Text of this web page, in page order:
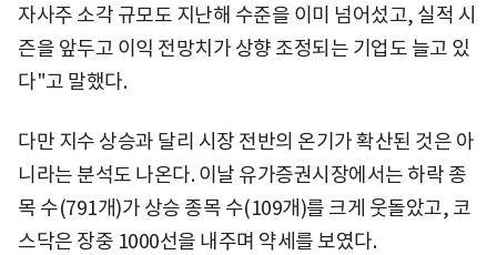
자사주 소각 규모도 지난해 수준을 이미 넘어섰고, 실적 시
즌을 앞두고 이익 전망치가 상향 조정되는 기업도 늘고 있
다"고 말했다.
다만 지수 상승과 달리 시장 전반의 온기가 확산된 것은 아
니라는 분석도 나온다. 이날 유가증권시장에서는 하락 종
목 수(791개)가 상승 종목 수(109개)를 크게 웃돌았고, 코
스닥은 장중 1000선을 내주며 약세를 보였다.